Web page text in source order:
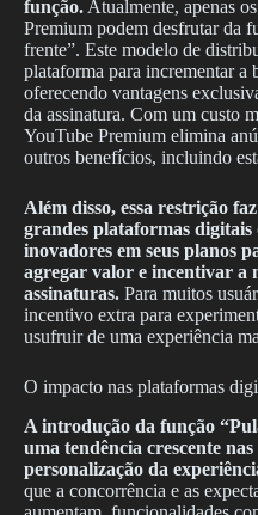
função. Atualmente, apenas
Premium podem desfrutar da
frente”. Este modelo de
plataforma para incrementar a
oferecendo vantagens
da assinatura. Com um custo
YouTube Premium elimina
outros benefícios, incluindo
Além disso, essa restrição
grandes plataformas
inovadores em seus planos
agregar valor e incentivar a
assinaturas. Para muitos
incentivo extra para
usufruir de uma experiência
O impacto nas plataformas
A introdução da função
uma tendência crescente
personalização da
que a concorrência e as